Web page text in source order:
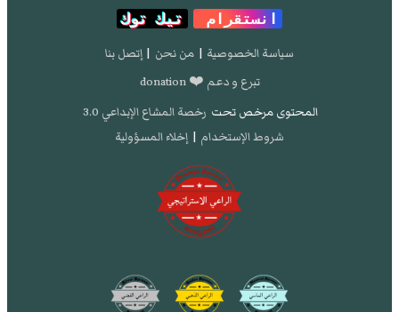
انستقرام
تيك توك
سياسة الخصوصية | من نحن | إتصل بنا
تبرع و دعم ❤️ donation
المحتوى مرخص تحت رخصة المشاع الإبداعي 3.0
شروط الإستخدام | إخلاء المسؤولية